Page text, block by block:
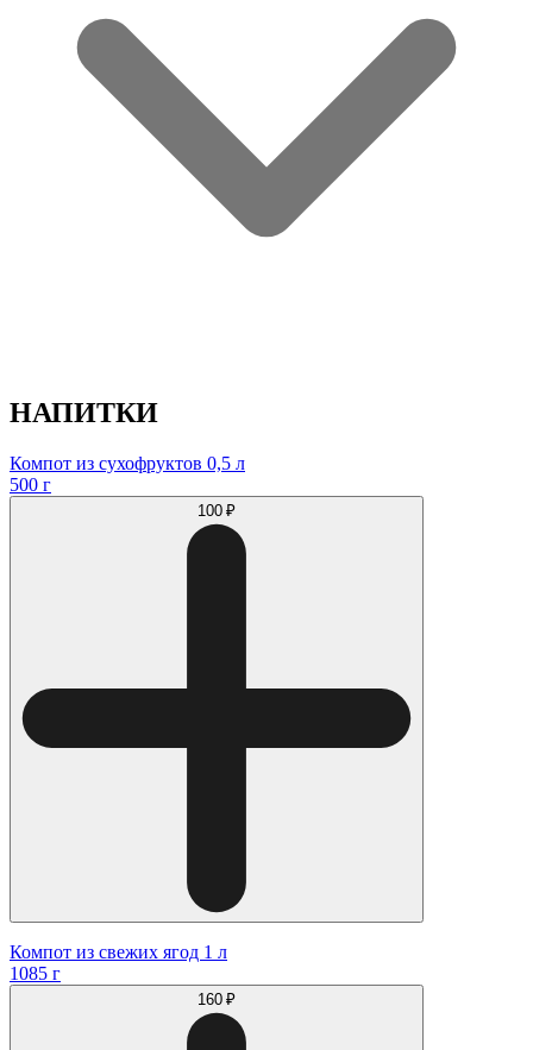
НАПИТКИ
Компот из сухофруктов 0,5 л
500 г
100 ₽
Компот из свежих ягод 1 л
1085 г
160 ₽